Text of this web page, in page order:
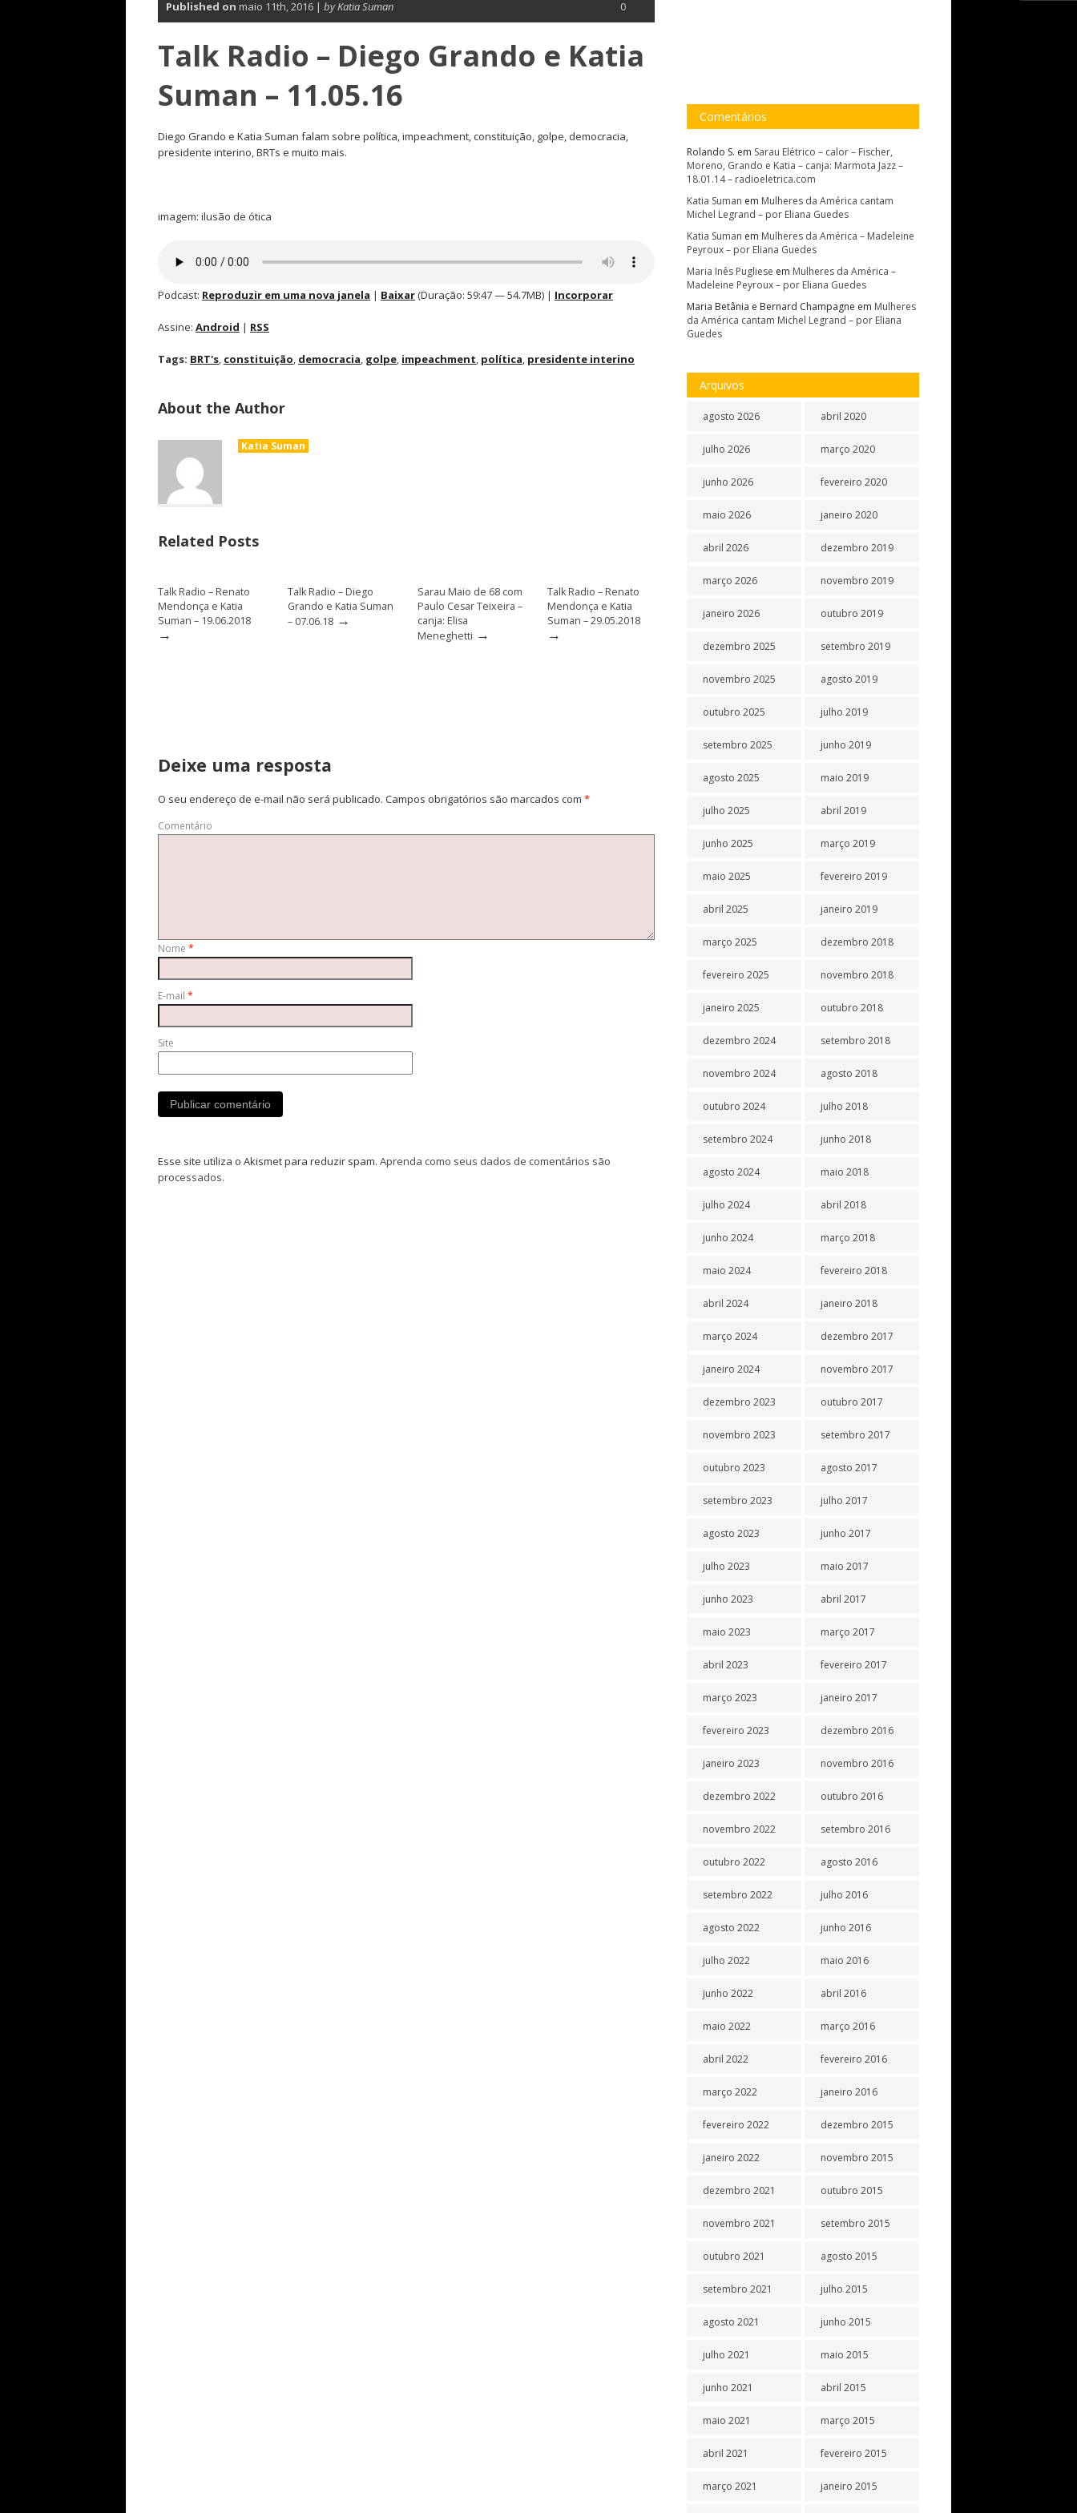
Published on maio 11th, 2016 | by Katia Suman 0
Talk Radio – Diego Grando e Katia
Suman – 11.05.16
Diego Grando e Katia Suman falam sobre política, impeachment, constituição, golpe, democracia,
presidente interino, BRTs e muito mais.
imagem: ilusão de ótica
Podcast: Reproduzir em uma nova janela | Baixar(Duração: 59:47 — 54.7MB) | Incorporar
Assine: Android | RSS
Tags: BRT's, constituição, democracia, golpe, impeachment, política, presidente interino
About the Author
Katia Suman
Related Posts
Talk Radio – Renato
Mendonça e Katia
Suman – 19.06.2018
→
Talk Radio – Diego
Grando e Katia Suman
– 07.06.18 →
Sarau Maio de 68 com
Paulo Cesar Teixeira –
canja: Elisa
Meneghetti →
Talk Radio – Renato
Mendonça e Katia
Suman – 29.05.2018
→
Deixe uma resposta
O seu endereço de e-mail não será publicado. Campos obrigatórios são marcados com *
Comentário
Nome *
E-mail *
Site
Esse site utiliza o Akismet para reduzir spam. Aprenda como seus dados de comentários são
processados.
Comentários
Rolando S. em Sarau Elétrico – calor – Fischer,
Moreno, Grando e Katia – canja: Marmota Jazz –
18.01.14 – radioeletrica.com
Katia Suman em Mulheres da América cantam
Michel Legrand – por Eliana Guedes
Katia Suman em Mulheres da América – Madeleine
Peyroux – por Eliana Guedes
Maria Inês Pugliese em Mulheres da América –
Madeleine Peyroux – por Eliana Guedes
Maria Betânia e Bernard Champagne em Mulheres
da América cantam Michel Legrand – por Eliana
Guedes
Arquivos
agosto 2026
julho 2026
junho 2026
maio 2026
abril 2026
março 2026
janeiro 2026
dezembro 2025
novembro 2025
outubro 2025
setembro 2025
agosto 2025
julho 2025
junho 2025
maio 2025
abril 2025
março 2025
fevereiro 2025
janeiro 2025
dezembro 2024
novembro 2024
outubro 2024
setembro 2024
agosto 2024
julho 2024
junho 2024
maio 2024
abril 2024
março 2024
janeiro 2024
dezembro 2023
novembro 2023
outubro 2023
setembro 2023
agosto 2023
julho 2023
junho 2023
maio 2023
abril 2023
março 2023
fevereiro 2023
janeiro 2023
dezembro 2022
novembro 2022
outubro 2022
setembro 2022
agosto 2022
julho 2022
junho 2022
maio 2022
abril 2022
março 2022
fevereiro 2022
janeiro 2022
dezembro 2021
novembro 2021
outubro 2021
setembro 2021
agosto 2021
julho 2021
junho 2021
maio 2021
abril 2021
março 2021
abril 2020
março 2020
fevereiro 2020
janeiro 2020
dezembro 2019
novembro 2019
outubro 2019
setembro 2019
agosto 2019
julho 2019
junho 2019
maio 2019
abril 2019
março 2019
fevereiro 2019
janeiro 2019
dezembro 2018
novembro 2018
outubro 2018
setembro 2018
agosto 2018
julho 2018
junho 2018
maio 2018
abril 2018
março 2018
fevereiro 2018
janeiro 2018
dezembro 2017
novembro 2017
outubro 2017
setembro 2017
agosto 2017
julho 2017
junho 2017
maio 2017
abril 2017
março 2017
fevereiro 2017
janeiro 2017
dezembro 2016
novembro 2016
outubro 2016
setembro 2016
agosto 2016
julho 2016
junho 2016
maio 2016
abril 2016
março 2016
fevereiro 2016
janeiro 2016
dezembro 2015
novembro 2015
outubro 2015
setembro 2015
agosto 2015
julho 2015
junho 2015
maio 2015
abril 2015
março 2015
fevereiro 2015
janeiro 2015